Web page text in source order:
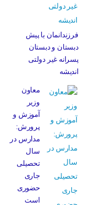
فرزندانمان با پیش
دبستان و دبستان
پسرانه غیر دولتی
اندیشه
معاون
وزیر
آموزش و
پرورش:
مدارس در
سال
تحصیلی
جاری
حضوری
است